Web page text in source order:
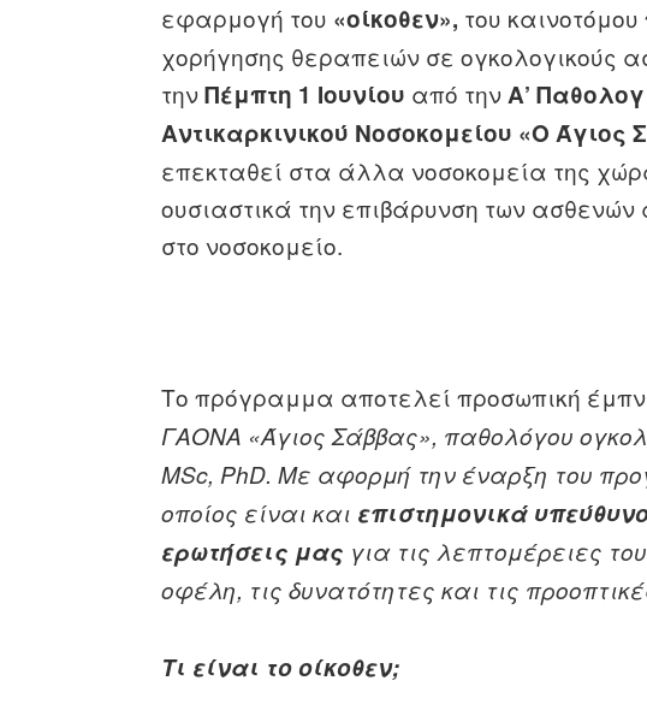
εφαρμογή του «οίκοθεν», του
χορήγησης θεραπειών σε ογκολογικούς
τηνΠέμπτη 1 Ιουνίου από τηνΑ’
Αντικαρκινικού Νοσοκομείου «Ο Άγιος
επεκταθεί στα άλλα νοσοκομεία της
ουσιαστικά την επιβάρυνση των
στο νοσοκομείο.
Το πρόγραμμα αποτελεί προσωπική
ΓΑΟΝΑ «Άγιος Σάββας», παθολόγου
MSc, PhD. Με αφορμή την έναρξη του
οποίος είναι και επιστημονικά
ερωτήσεις μας για τις λεπτομέρειες
οφέλη, τις δυνατότητες και τις
Τι είναι το οίκοθεν;